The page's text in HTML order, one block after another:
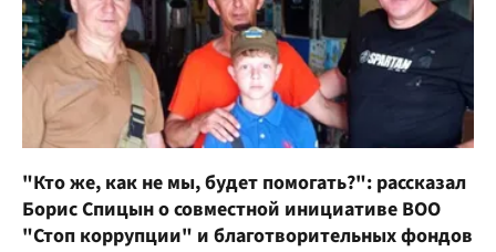
"Кто же, как не мы, будет помогать?": рассказал
Борис Спицын о совместной инициативе ВОО
"Стоп коррупции" и благотворительных фондов